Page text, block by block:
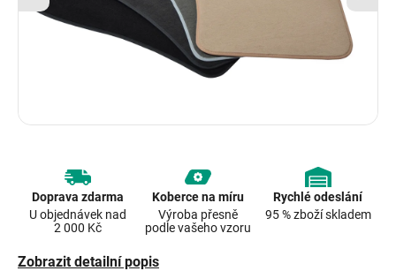
Zobrazit detailní popis
Doprava zdarma
U objednávek nad
2 000 Kč
Koberce na míru
Výroba přesně
podle vašeho vzoru
Rychlé odeslání
95 % zboží skladem